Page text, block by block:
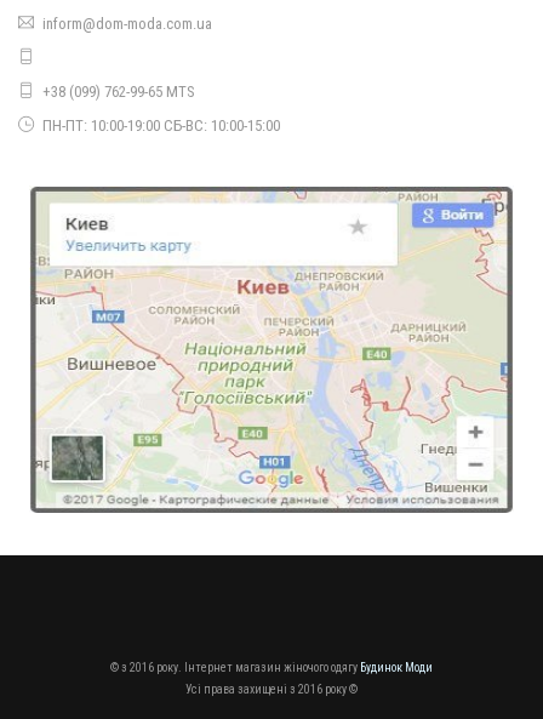
В'язана кофта на блискавці жіноча
В'язана кофта з декольте
440.00грн.
inform@dom-moda.com.ua
+38 (099) 762-99-65 MTS
ПН-ПТ: 10:00-19:00 СБ-ВС: 10:00-15:00
© з 2016 року. Інтернет магазин жіночого одягу Будинок Моди
Усі права захищені з 2016 року ©